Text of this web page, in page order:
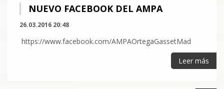
NUEVO FACEBOOK DEL AMPA
26.03.2016 20:48
https://www.facebook.com/AMPAOrtegaGassetMad
Leer más